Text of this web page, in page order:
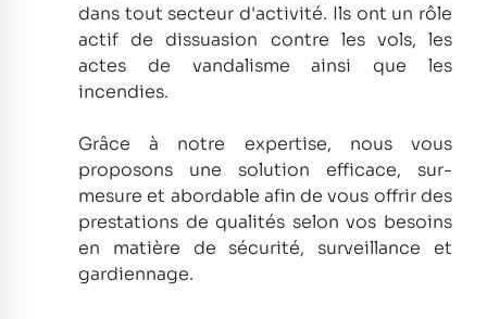
dans tout secteur d'activité. Ils ont un rôle
actif de dissuasion contre les vols, les
actes de vandalisme ainsi que les
incendies.
Grâce à notre expertise, nous vous
proposons une solution efficace, sur-
mesure et abordable afin de vous offrir des
prestations de qualités selon vos besoins
en matière de sécurité, surveillance et
gardiennage.